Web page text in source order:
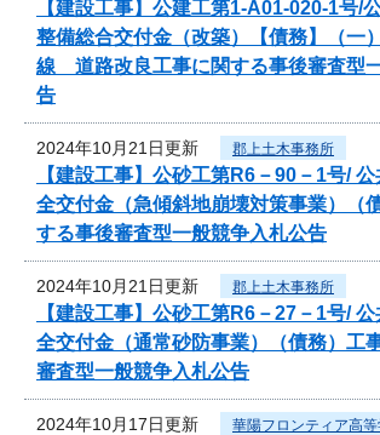
【建設工事】公建工第1-A01-020-1号
整備総合交付金（改築）【債務】（一
線 道路改良工事に関する事後審査型
告
2024年10月21日更新 郡上土木事務所
【建設工事】公砂工第R6－90－1号/
全交付金（急傾斜地崩壊対策事業）（
する事後審査型一般競争入札公告
2024年10月21日更新 郡上土木事務所
【建設工事】公砂工第R6－27－1号/
全交付金（通常砂防事業）（債務）工
審査型一般競争入札公告
2024年10月17日更新 華陽フロンティア高